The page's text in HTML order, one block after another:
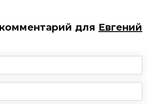
для Евгений